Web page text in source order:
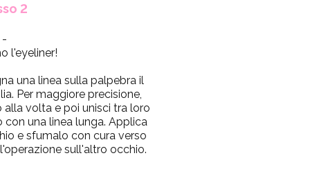
2
-
l'eyeliner!
una linea sulla palpebra il
Per maggiore precisione,
volta e poi unisci tra loro
una linea lunga. Applica
e sfumalo con cura verso
sull'altro occhio.